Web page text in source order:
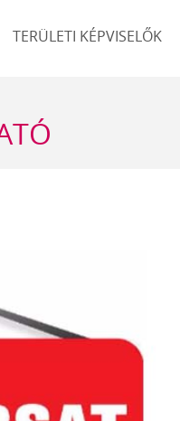
TERÜLETI KÉPVISELŐK